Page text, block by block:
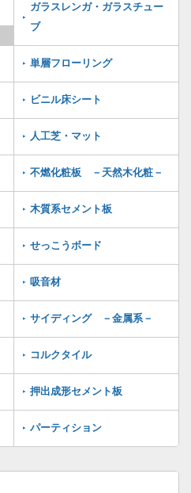
ガラスレンガ・ガラスチュー
ブ
単層フローリング
ビニル床シート
人工芝・マット
不燃化粧板 －天然木化粧－
木質系セメント板
せっこうボード
吸音材
サイディング －金属系－
コルクタイル
押出成形セメント板
パーティション